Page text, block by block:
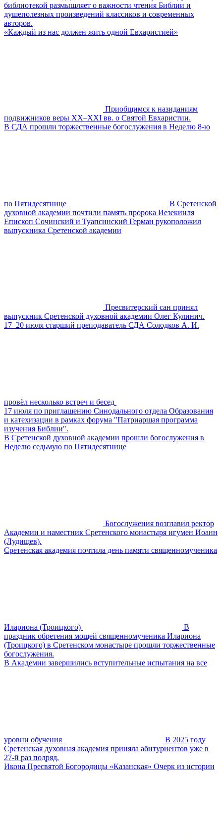
библиотекой размышляет о важности чтения Библии и
душеполезных произведений классиков и современных
авторов.
«Каждый из нас должен жить одной Евхаристией»
Приобщимся к назиданиям
подвижников веры XX–XXI вв. о Святой Евхаристии.
В СДА прошли торжественные богослужения в Неделю 8-ю
по Пятидесятнице
В Сретенской
духовной академии почтили память пророка Иезекииля
Епископ Сочинский и Туапсинский Герман рукоположил
выпускника Сретенской академии
Пресвитерский сан принял
выпускник Сретенской духовной академии Олег Кулинич.
17–20 июля старший преподаватель СДА Солодков А. И.
провёл несколько встреч и бесед
17 июля по приглашению Синодального отдела Образования
и катехизации в рамках форума "Патриаршая программа
изучения Библии".
В Сретенской духовной академии прошли богослужения в
Неделю седьмую по Пятидесятнице
Богослужения возглавил ректор
Академии и наместник Сретенского монастыря игумен Иоанн
(Лудищев).
Сретенская академия почтила день памяти священномученика
Илариона (Троицкого)
В
праздник обретения мощей священномученика Илариона
(Троицкого) в Сретенском монастыре прошли торжественные
богослужения.
В Академии завершились вступительные испытания на все
уровни обучения
В 2025 году
Сретенская духовная академия приняла абитуриентов уже в
27-й раз подряд.
Икона Пресвятой Богородицы «Казанская» Очерк из истории